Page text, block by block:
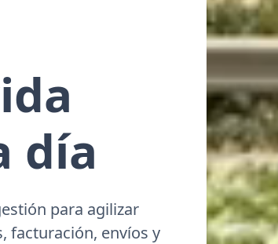
día
para agilizar
facturación, envíos y